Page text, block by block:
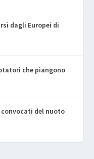
dagli Europei di
che piangono
convocati del nuoto